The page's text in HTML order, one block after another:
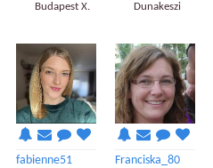
Budapest X.
Dunakeszi
fabienne51 Franciska_80